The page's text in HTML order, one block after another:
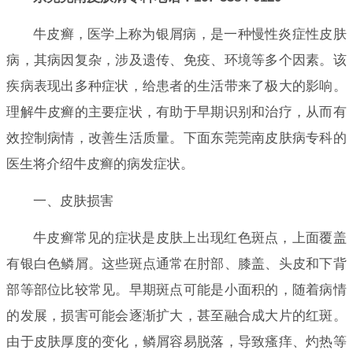
牛皮癣，医学上称为银屑病，是一种慢性炎症性皮肤
病，其病因复杂，涉及遗传、免疫、环境等多个因素。该
疾病表现出多种症状，给患者的生活带来了极大的影响。
理解牛皮癣的主要症状，有助于早期识别和治疗，从而有
效控制病情，改善生活质量。下面东莞莞南皮肤病专科的
医生将介绍牛皮癣的病发症状。
一、皮肤损害
牛皮癣常见的症状是皮肤上出现红色斑点，上面覆盖
有银白色鳞屑。这些斑点通常在肘部、膝盖、头皮和下背
部等部位比较常见。早期斑点可能是小面积的，随着病情
的发展，损害可能会逐渐扩大，甚至融合成大片的红斑。
由于皮肤厚度的变化，鳞屑容易脱落，导致瘙痒、灼热等